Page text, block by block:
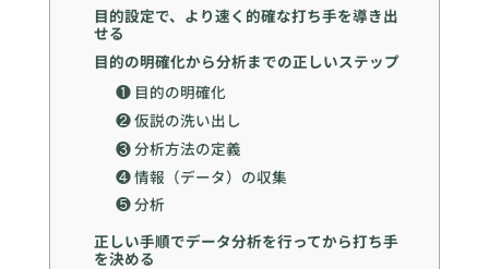
目的設定で、より速く的確な打ち手を導き出
せる
目的の明確化から分析までの正しいステップ
❶ 目的の明確化
❷ 仮説の洗い出し
❸ 分析方法の定義
❹ 情報（データ）の収集
❺ 分析
正しい手順でデータ分析を行ってから打ち手
を決める